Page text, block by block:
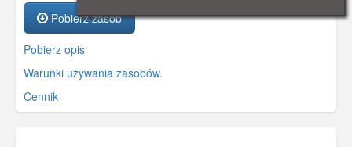
Pobierz zasób
Pobierz opis
Warunki używania zasobów.
Cennik